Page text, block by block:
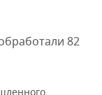
82